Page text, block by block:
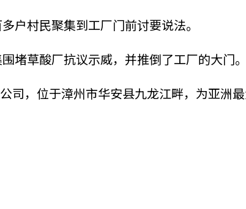
户村民聚集到工厂门前讨要说法。
堵草酸厂抗议示威，并推倒了工厂的大门。
司，位于漳州市华安县九龙江畔，为亚洲最